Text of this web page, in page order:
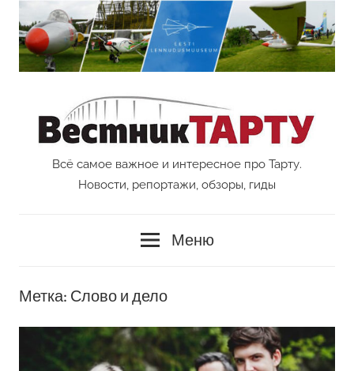
Перейти
содержимому
Vestnik
Всё самое важное и интересное про Тарту.
Новости, репортажи, обзоры, гиды
Меню
Метка: Слово и дело